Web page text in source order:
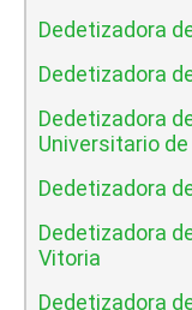
Dedetizadora
Dedetizadora
Dedetizadora
Universitario
Dedetizadora
Dedetizadora
Vitoria
Dedetizadora